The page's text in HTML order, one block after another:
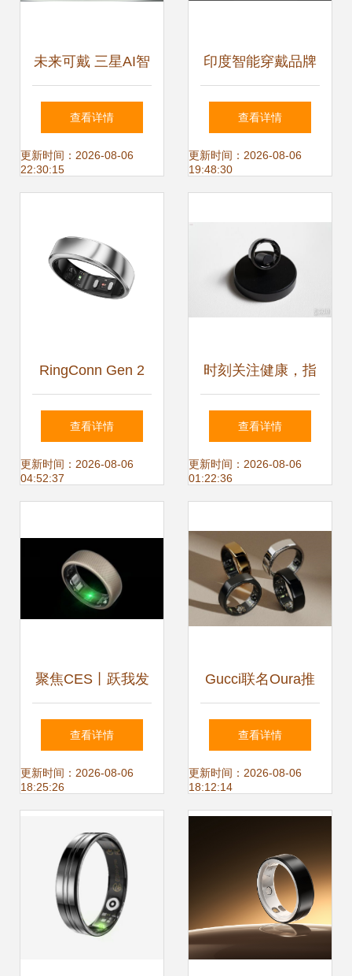
未来可戴 三星AI智
能戒指如何重塑家
庭科技体验？
查看详情
更新时间：2026-08-06
22:30:15
印度智能穿戴品牌
BoAt推出创新智能
戒指 BoAt Ring引
查看详情
更新时间：2026-08-06
19:48:30
RingConn Gen 2
Air 智能戒指 全天
候守护，血氧心率
杆
查看详情
更新时间：2026-08-06
04:52:37
时刻关注健康，指
尖上的智能助手 监
测心率血氧的智能
查看详情
更新时间：2026-08-06
01:22:36
聚焦CES丨跃我发
布 Amazfit Hello
Ring 智能戒指支持
备防水功能
查看详情
更新时间：2026-08-06
18:25:26
Gucci联名Oura推
出智能戒指,可测心
率以及睡眠,采用
18K黄金打造
查看详情
更新时间：2026-08-06
18:12:14